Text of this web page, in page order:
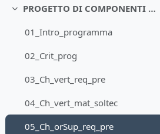
Minimizza
PROGETTO DI COMPONENTI EDILIZI
01_Intro_programma
02_Crit_prog
03_Ch_vert_req_pre
04_Ch_vert_mat_soltec
05_Ch_orSup_req_pre